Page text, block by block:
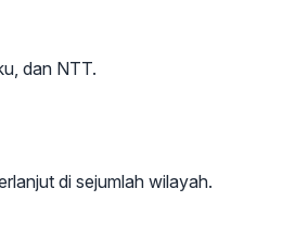
dan NTT.
di sejumlah wilayah.